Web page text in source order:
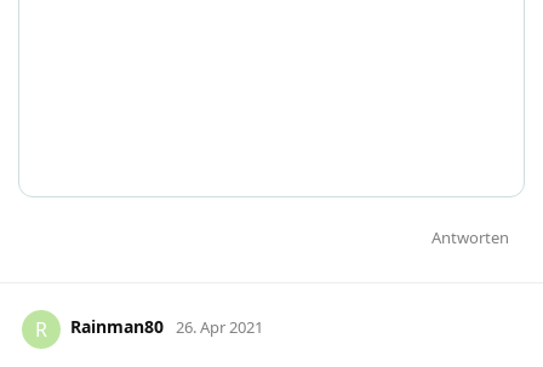
Antworten
R Rainman80 26. Apr 2021